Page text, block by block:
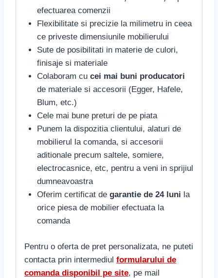
efectuarea comenzii
Flexibilitate si precizie la milimetru in ceea
ce priveste dimensiunile mobilierului
Sute de posibilitati in materie de culori,
finisaje si materiale
Colaboram cucei mai buni producatori
de materiale si accesorii (Egger, Hafele,
Blum, etc.)
Cele mai bune preturi de pe piata
Punem la dispozitia clientului, alaturi de
mobilierul la comanda, si accesorii
aditionale precum saltele, somiere,
electrocasnice, etc, pentru a veni in sprijiul
dumneavoastra
Oferim certificat de garantie de 24 luni la
orice piesa de mobilier efectuata la
comanda
Pentru o oferta de pret personalizata, ne puteti
contacta prin intermediul formularului de
comanda disponibil pe site, pe mail